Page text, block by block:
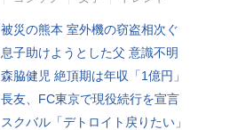
被災の熊本 室外機の窃盗相次ぐ
息子助けようとした父 意識不明
森脇健児 絶頂期は年収「1億円」
長友、FC東京で現役続行を宣言
スクバル「デトロイト戻りたい」